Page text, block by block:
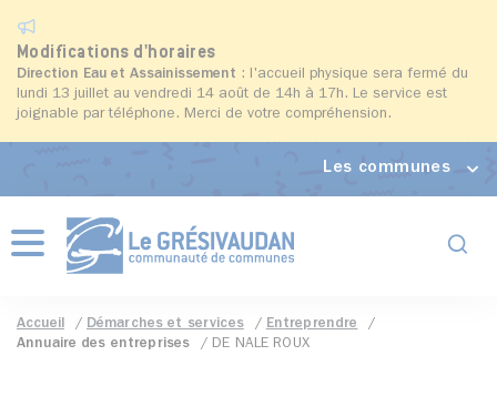
Modifications d'horaires
Direction Eau et Assainissement : l'accueil physique sera fermé du
lundi 13 juillet au vendredi 14 août de 14h à 17h. Le service est
joignable par téléphone. Merci de votre compréhension.
Les communes
Menu
Accueil Démarches et services
Entreprendre
Annuaire des entreprises
DE NALE ROUX